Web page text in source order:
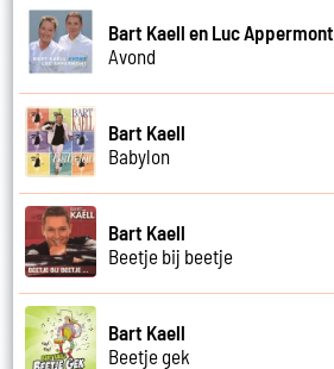
Bart Kaell en Luc Appermont
Avond
Bart Kaell
Babylon
Bart Kaell
Beetje bij beetje
Bart Kaell
Beetje gek